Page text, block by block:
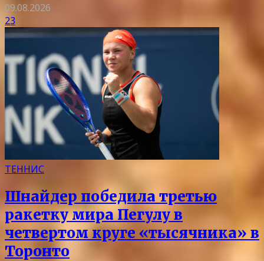
09.08.2026
23
ТЕННИС
Шнайдер победила третью
ракетку мира Пегулу в
четвертом круге «тысячника» в
Торонто